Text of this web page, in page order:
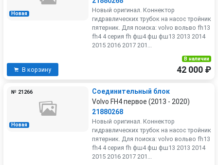
Новая
Новый оригинал. Коннектор
гидравлических трубок на насос тройник
пятерник. Для поиска: volvo вольво fh13
fh4 4 серия fh фш4 фш фш13 2013 2014
2015 2016 2017 201...
В корзину
В наличии
42 000 ₽
Новая
№ 21266
Соединительный блок
Volvo FH4 первое (2013 - 2020)
21880268
Новый оригинал. Коннектор
гидравлических трубок на насос тройник
пятерник. Для поиска: volvo вольво fh13
fh4 4 серия fh фш4 фш фш13 2013 2014
2015 2016 2017 201...